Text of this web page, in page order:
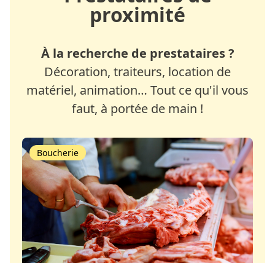
proximité
À la recherche de prestataires ?
Décoration, traiteurs, location de
matériel, animation… Tout ce qu'il vous
faut, à portée de main !
Boucherie